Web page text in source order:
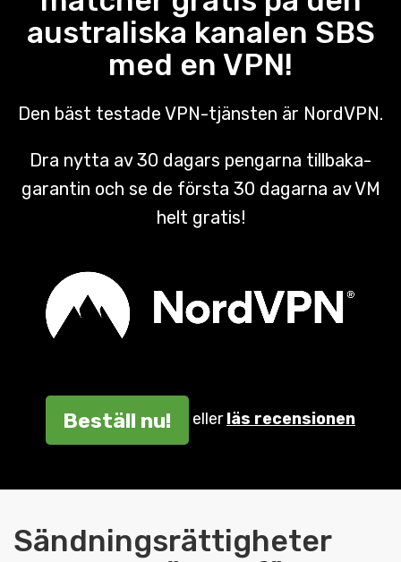
australiska kanalen SBS
med en VPN!
Den bäst testade VPN-tjänsten är NordVPN.
Dra nytta av 30 dagars pengarna tillbaka-
garantin och se de första 30 dagarna av VM
helt gratis!
Beställ nu! ellerläs recensionen
Sändningsrättigheter